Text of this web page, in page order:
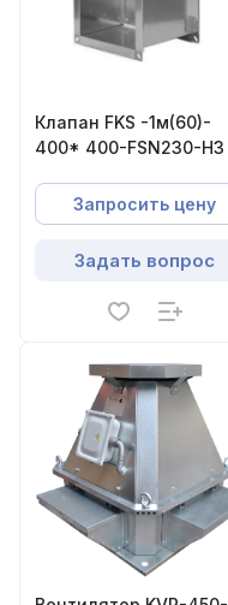
Клапан FKS -1м(60)-
400* 400-FSN230-НЗ
Запросить цену
Задать вопрос